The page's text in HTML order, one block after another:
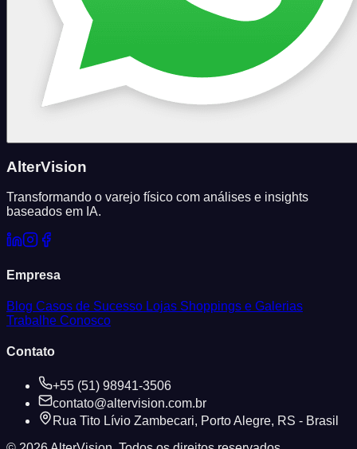
AlterVision
Transformando o varejo físico com análises e insights
baseados em IA.
Empresa
Blog Casos de Sucesso Lojas Shoppings e Galerias
Trabalhe Conosco
Contato
+55 (51) 98941-3506
contato@altervision.com.br
Rua Tito Lívio Zambecari, Porto Alegre, RS - Brasil